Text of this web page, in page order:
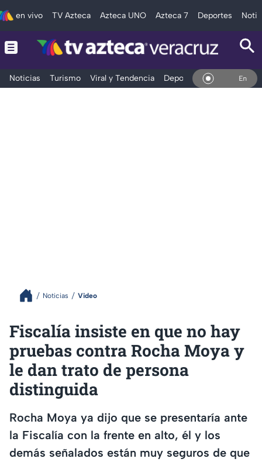
en vivo TV Azteca Azteca UNO Azteca 7 Deportes
Noticias Turismo Viral y Tendencia Deportes Espectáculos
En Vivo
Noticias Video
Fiscalía insiste en que no hay
pruebas contra Rocha Moya y
le dan trato de persona
distinguida
Rocha Moya ya dijo que se presentaría ante
la Fiscalía con la frente en alto, él y los
demás señalados están muy seguros de que